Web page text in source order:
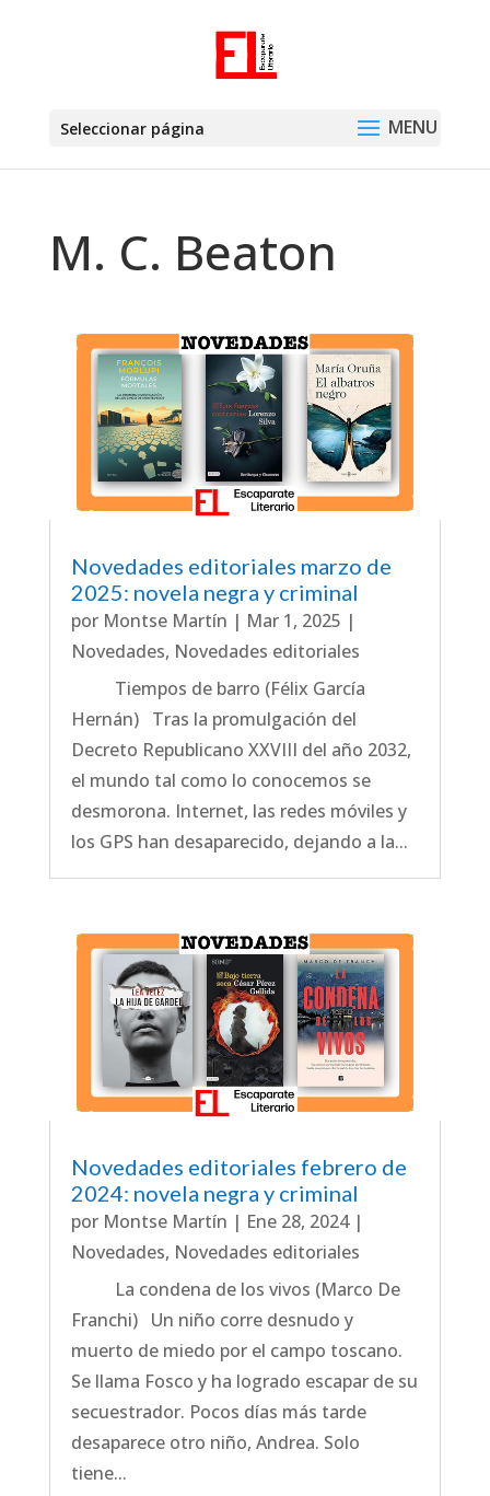
Seleccionar página
M. C. Beaton
Novedades editoriales marzo de
2025: novela negra y criminal
por Montse Martín | Mar 1, 2025 |
Novedades, Novedades editoriales
Tiempos de barro (Félix García
Hernán) Tras la promulgación del
Decreto Republicano XXVIII del año 2032,
el mundo tal como lo conocemos se
desmorona. Internet, las redes móviles y
los GPS han desaparecido, dejando a la...
Novedades editoriales febrero de
2024: novela negra y criminal
por Montse Martín | Ene 28, 2024|
Novedades, Novedades editoriales
La condena de los vivos (Marco De
Franchi) Un niño corre desnudo y
muerto de miedo por el campo toscano.
Se llama Fosco y ha logrado escapar de su
secuestrador. Pocos días más tarde
desaparece otro niño, Andrea. Solo
tiene...